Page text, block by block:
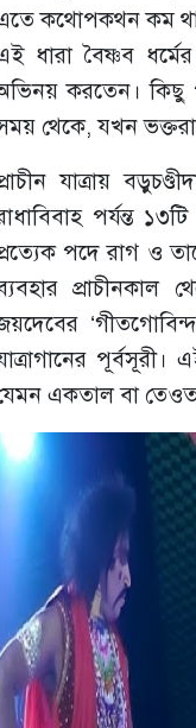
কথোপকথন কম
ধারা বৈষ্ণব
করতেন। কিছু
থেকে, যখন ভক্তরা
যাত্রায়
পর্যন্ত
পদে রাগ ও
প্রাচীনকাল
একতাল বা